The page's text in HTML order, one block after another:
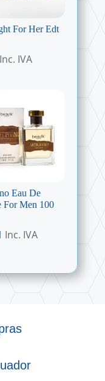
For Her Edt
Inc. IVA
Eau De
For Men 100
Inc. IVA